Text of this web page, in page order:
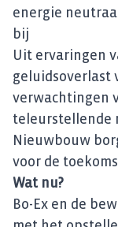
energie
bij
Uit ervaringen
geluidsoverlast
verwachtingen
teleurstellende
Nieuwbouw
voor de
Wat nu?
Bo-Ex en de